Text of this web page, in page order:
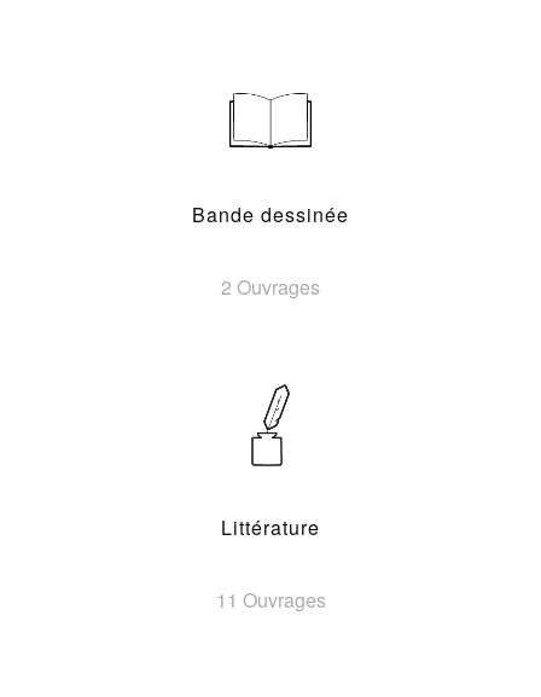
Bande dessinée
2 Ouvrages
Littérature
11 Ouvrages